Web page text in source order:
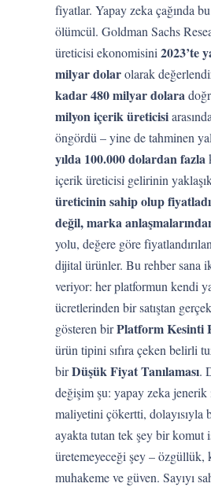
fiyatlar. Yapay zeka çağında
ölümcül. Goldman Sachs
üreticisi ekonomisini2023’te
milyar dolarolarak
kadar 480 milyar dolara
milyon içerik üreticisi
öngördü – yine de tahminen
yılda 100.000 dolardan fazla
içerik üreticisi gelirinin
üreticinin sahip olup
değil, marka
yolu, değere göre
dijital ürünler. Bu rehber sana
veriyor: her platformun kendi
ücretlerinden bir satıştan
gösteren birPlatform Kesinti
ürün tipini sıfıra çeken belirli
birDüşük Fiyat Tanılaması.
değişim şu: yapay zeka
maliyetini çökertti, dolayısıyla
ayakta tutan tek şey bir komut
üretemeyeceği şey – özgüllük,
muhakeme ve güven. Sayıyı